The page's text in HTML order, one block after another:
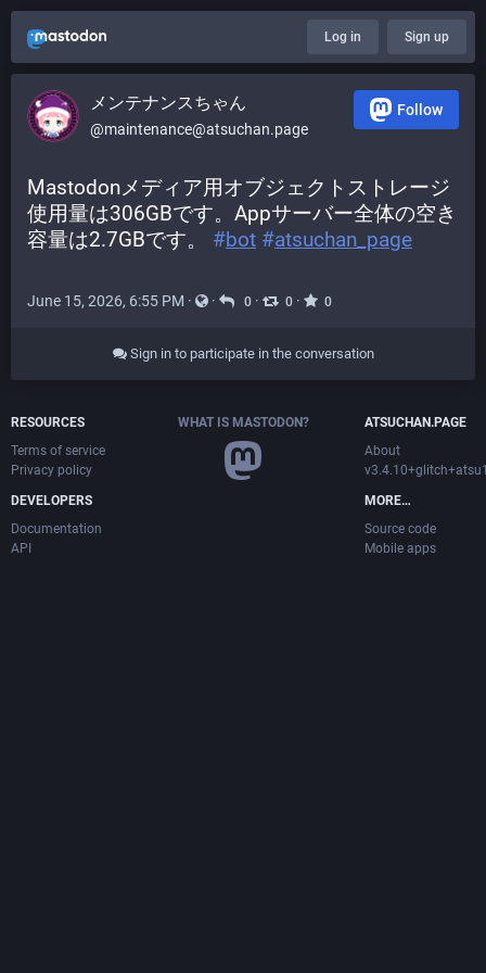
Log in Sign up
メンテナンスちゃん
@maintenance@atsuchan.page
Follow
Mastodonメディア用オブジェクトストレージ
使用量は306GBです。Appサーバー全体の空き
容量は2.7GBです。 #bot #atsuchan_page
June 15, 2026, 6:55 PM · · 0 · 0 · 0
Sign in to participate in the conversation
RESOURCES
Terms of service
Privacy policy
DEVELOPERS
Documentation
API
WHAT IS MASTODON?
ATSUCHAN.PAGE
About
MORE…
Source code
Mobile apps